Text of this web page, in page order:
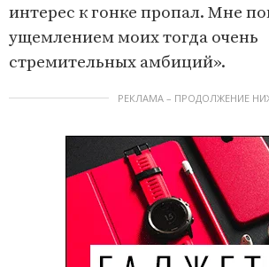
интерес к гонке пропал. Мне
ущемлением моих тогда очень
стремительных амбиций».
РЕКЛАМА – ПРОДОЛЖЕНИЕ